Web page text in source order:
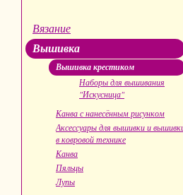
Вязание
Вышивка
Вышивка крестиком
Наборы для вышивания
"Искусница"
Канва с нанесённым рисунком
Аксессуары для вышивки и
в ковровой технике
Канва
Пяльцы
Лупы